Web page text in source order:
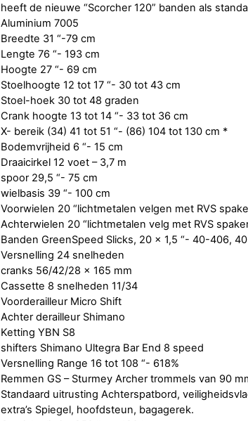
heeft de nieuwe “Scorcher 120” banden als
Aluminium 7005
Breedte 31 “-79 cm
Lengte 76 “- 193 cm
Hoogte 27 “- 69 cm
Stoelhoogte 12 tot 17 “- 30 tot 43 cm
Stoel-hoek 30 tot 48 graden
Crank hoogte 13 tot 14 “- 33 tot 36 cm
X- bereik (34) 41 tot 51 “- (86) 104 tot 130 cm *
Bodemvrijheid 6 “- 15 cm
Draaicirkel 12 voet – 3,7 m
spoor 29,5 “- 75 cm
wielbasis 39 “- 100 cm
Voorwielen 20 “lichtmetalen velgen met RVS
Achterwielen 20 “lichtmetalen velg met RVS
Banden GreenSpeed ​​Slicks, 20 x 1,5 “- 40-406,
Versnelling 24 snelheden
cranks 56/42/28 x 165 mm
Cassette 8 snelheden 11/34
Voorderailleur Micro Shift
Achter derailleur Shimano
Ketting YBN S8
shifters Shimano Ultegra Bar End 8 speed
Versnelling Range 16 tot 108 “- 618%
Remmen GS – Sturmey Archer trommels van 90
Standaard uitrusting Achterspatbord,
extra’s Spiegel, hoofdsteun, bagagerek.